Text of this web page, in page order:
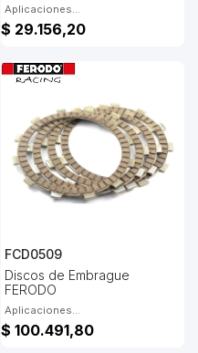
Aplicaciones...
$ 29.156,20
FCD0509
Discos de Embrague
FERODO
Aplicaciones...
$ 100.491,80